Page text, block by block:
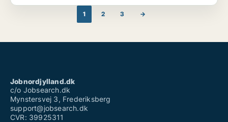
1 2 3 →
Jobnordjylland.dk
c/o Jobsearch.dk
Mynstersvej 3, Frederiksberg
support@jobsearch.dk
CVR: 39925311